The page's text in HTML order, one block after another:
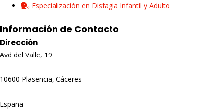
Especialización en Disfagia Infantil y Adulto
Información de Contacto
Dirección
Avd del Valle, 19
10600 Plasencia, Cáceres
España